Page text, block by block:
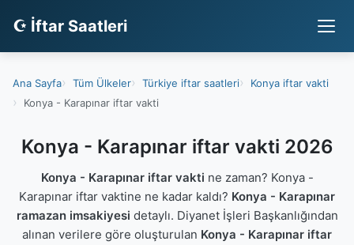
☪ İftar Saatleri
Ana Sayfa Tüm Ülkeler Türkiye iftar saatleri
Konya iftar vakti
Konya - Karapınar iftar vakti
Konya - Karapınar iftar vakti 2026
Konya - Karapınar iftar vakti ne zaman? Konya -
Karapınar iftar vaktine ne kadar kaldı? Konya - Karapınar
ramazan imsakiyesi detaylı. Diyanet İşleri Başkanlığından
alınan verilere göre oluşturulan Konya - Karapınar iftar